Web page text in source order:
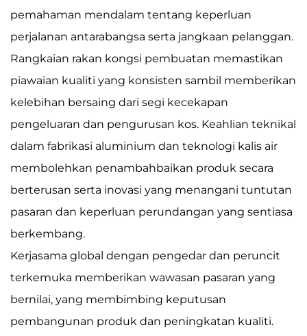
pemahaman mendalam tentang keperluan
perjalanan antarabangsa serta jangkaan pelanggan.
Rangkaian rakan kongsi pembuatan memastikan
piawaian kualiti yang konsisten sambil memberikan
kelebihan bersaing dari segi kecekapan
pengeluaran dan pengurusan kos. Keahlian teknikal
dalam fabrikasi aluminium dan teknologi kalis air
membolehkan penambahbaikan produk secara
berterusan serta inovasi yang menangani tuntutan
pasaran dan keperluan perundangan yang sentiasa
berkembang.
Kerjasama global dengan pengedar dan peruncit
terkemuka memberikan wawasan pasaran yang
bernilai, yang membimbing keputusan
pembangunan produk dan peningkatan kualiti.